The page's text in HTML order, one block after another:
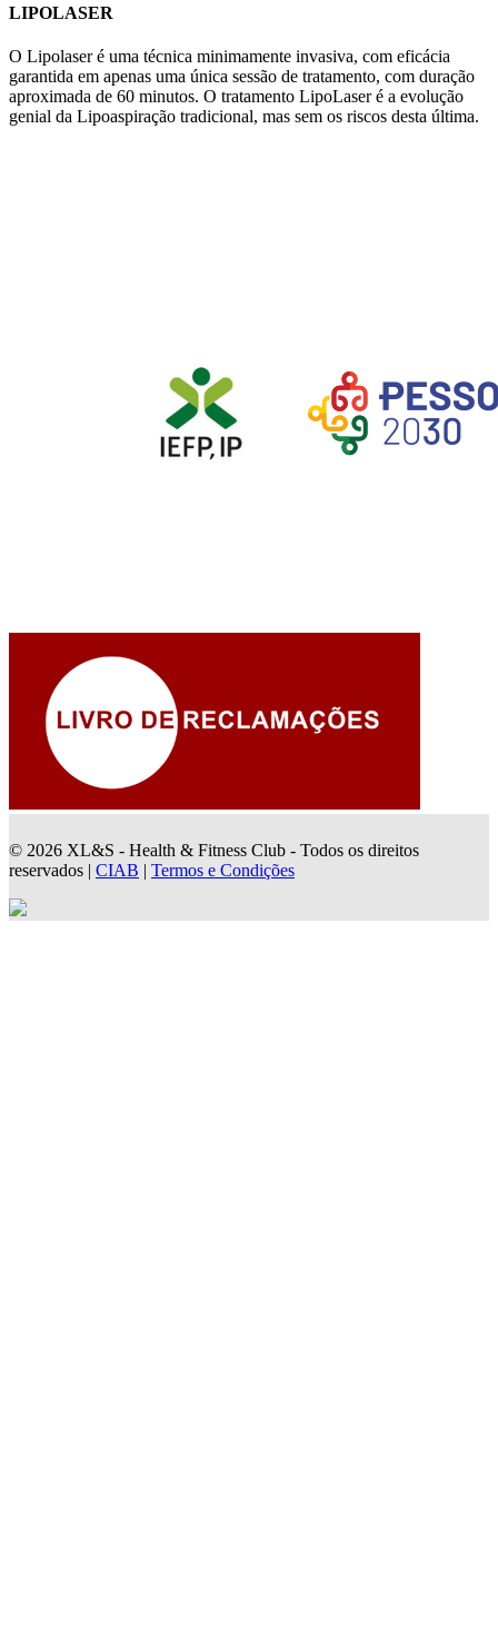
LIPOLASER
O Lipolaser é uma técnica minimamente invasiva, com eficácia
garantida em apenas uma única sessão de tratamento, com duração
aproximada de 60 minutos. O tratamento LipoLaser é a evolução
genial da Lipoaspiração tradicional, mas sem os riscos desta última.
© 2026 XL&S - Health & Fitness Club - Todos os direitos
reservados | CIAB | Termos e Condições